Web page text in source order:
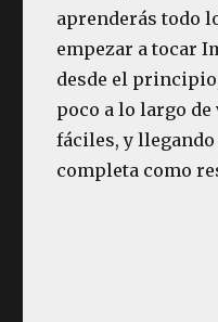
aprenderás todo
empezar a tocar
desde el
poco a lo largo
fáciles, y
completa como